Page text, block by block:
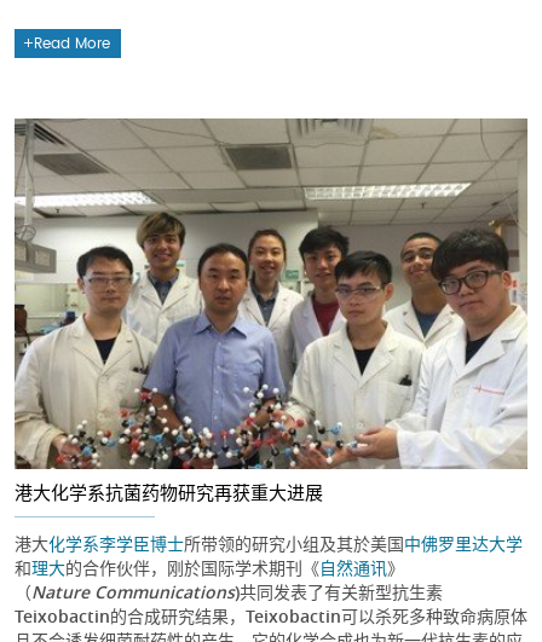
Read More
港大化学系抗菌药物研究再获重大进展
港大化学系李​​学臣博士所带领的研究小组及其於美国中佛罗里达大学
和理大的合作伙伴，刚於国际学术期刊《自然通讯》
（Nature Communications)共同发表了有关新型抗生素
Teixobactin的合成研究结果，Teixobactin可以杀死多种致命病原体